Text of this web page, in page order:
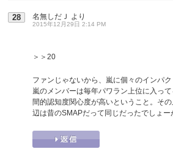
28 名無しだＪ より
2015年12月29日 2:14 PM
＞＞20
ファンじゃないから、嵐に個々のインパク
嵐のメンバーは毎年パワラン上位に入っ
間的認知度関心度が高いということ。そ
辺は昔のSMAPだって同じだったでしょー